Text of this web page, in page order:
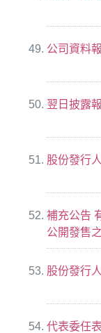
公司資料
翌日披露
股份發行
補充公告
公開發售
股份發行
代表委任